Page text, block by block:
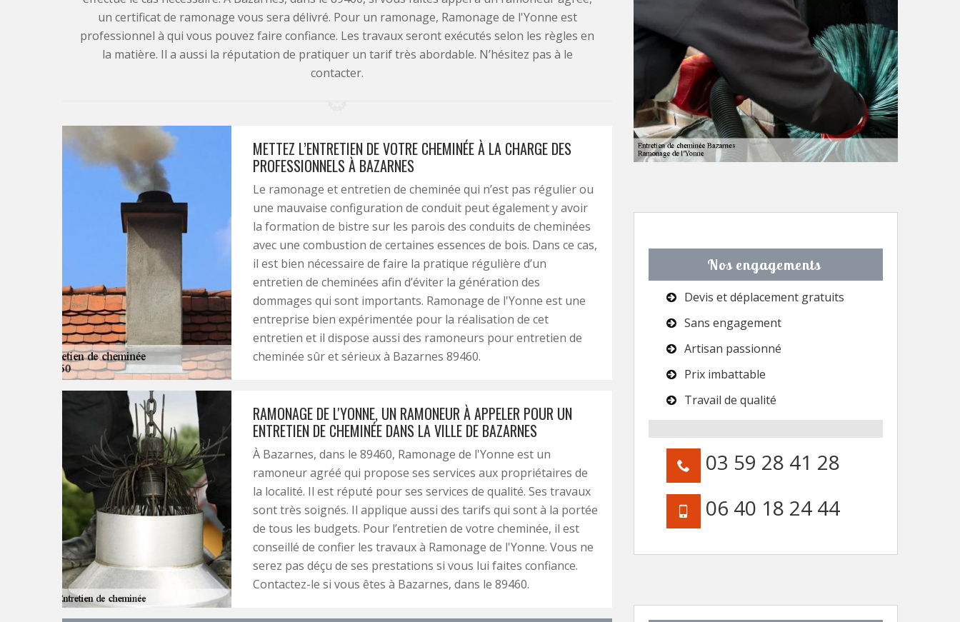
un certificat de ramonage vous sera délivré. Pour un ramonage, Ramonage de l'Yonne est
professionnel à qui vous pouvez faire confiance. Les travaux seront exécutés selon les règles en
la matière. Il a aussi la réputation de pratiquer un tarif très abordable. N’hésitez pas à le
contacter.
METTEZ L’ENTRETIEN DE VOTRE CHEMINÉE À LA CHARGE DES
PROFESSIONNELS À BAZARNES
Le ramonage et entretien de cheminée qui n’est pas régulier ou
une mauvaise configuration de conduit peut également y avoir
la formation de bistre sur les parois des conduits de cheminées
avec une combustion de certaines essences de bois. Dans ce cas,
il est bien nécessaire de faire la pratique régulière d’un
entretien de cheminées afin d’éviter la génération des
dommages qui sont importants. Ramonage de l'Yonne est une
entreprise bien expérimentée pour la réalisation de cet
entretien et il dispose aussi des ramoneurs pour entretien de
cheminée sûr et sérieux à Bazarnes 89460.
RAMONAGE DE L'YONNE, UN RAMONEUR À APPELER POUR UN
ENTRETIEN DE CHEMINÉE DANS LA VILLE DE BAZARNES
À Bazarnes, dans le 89460, Ramonage de l'Yonne est un
ramoneur agréé qui propose ses services aux propriétaires de
la localité. Il est réputé pour ses services de qualité. Ses travaux
sont très soignés. Il applique aussi des tarifs qui sont à la portée
de tous les budgets. Pour l’entretien de votre cheminée, il est
conseillé de confier les travaux à Ramonage de l'Yonne. Vous ne
serez pas déçu de ses prestations si vous lui faites confiance.
Contactez-le si vous êtes à Bazarnes, dans le 89460.
Nos engagements
Devis et déplacement gratuits
Sans engagement
Artisan passionné
Prix imbattable
Travail de qualité
03 59 28 41 28
06 40 18 24 44